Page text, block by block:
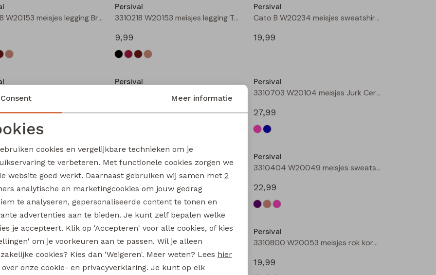
3310218 W20153 meisjes legging Bruin donker
Persival
3310218 W20153 meisjes legging Taupe
9,99
Persival
Cato B W20234 meisjes sweatshirt Wijnrood
19,99
Persival
24,99
Persival
3310703 W20104 meisjes Jurk Cerise
27,99
3310300 W20103 meisjes pullover Bruin donker
17,99
Persival
3310404 W20049 meisjes sweatshirt Paars fel
22,99
3310404 W20049 meisjes sweatshirt Rose fel
Persival
Persival
3310800 W20053 meisjes rok kort Bordeaux
19,99
cookies
cookies Marketing cookies
Consent Meer informatie
cookies en vergelijkbare technieken om je
te verbeteren. Met functionele cookies zorgen we
website goed werkt. Daarnaast gebruiken wij samen met 2
analytische en marketingcookies om jouw gedrag
te analyseren, gepersonaliseerde content te tonen en
advertenties aan te bieden. Je kunt zelf bepalen welke
je accepteert. Klik op 'Accepteren' voor alle cookies, of kies
om je voorkeuren aan te passen. Wil je alleen
cookies? Kies dan 'Weigeren'. Meer weten? Lees hier
over onze cookie- en privacyverklaring. Je kunt op elk